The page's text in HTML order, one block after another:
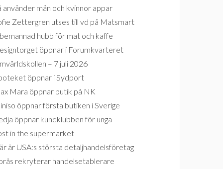
använder män och kvinnor appar
Zettergren utses till vd på Matsmart
hubb för mat och kaffe
öppnar i Forumkvarteret
– 7 juli 2026
öppnar i Sydport
Mara öppnar butik på NK
öppnar första butiken i Sverige
öppnar kundklubben för unga
in the supermarket
är USA:s största detaljhandelsföretag
rekryterar handelsetablerare